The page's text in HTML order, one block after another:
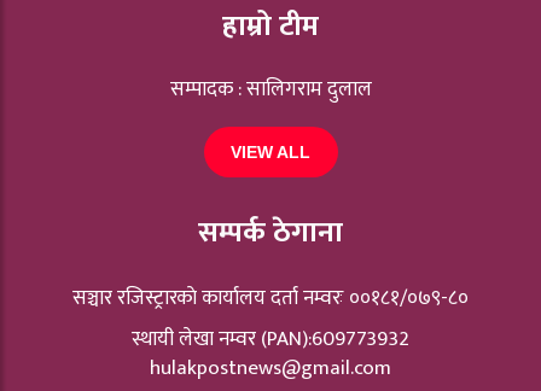
हाम्रो टीम
सम्पादक : सालिगराम दुलाल
VIEW ALL
सम्पर्क ठेगाना
सञ्चार रजिस्ट्रारकाे कार्यालय दर्ता नम्वरः ००१८१/०७९-८०
स्थायी लेखा नम्वर (PAN):609773932
hulakpostnews@gmail.com